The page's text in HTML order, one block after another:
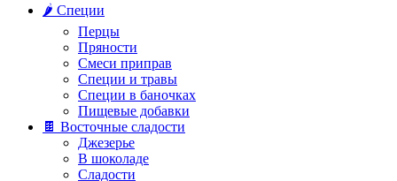
🌶️ Специи
Перцы
Пряности
Смеси приправ
Специи и травы
Специи в баночках
Пищевые добавки
🍫 Восточные сладости
Джезерье
В шоколаде
Сладости